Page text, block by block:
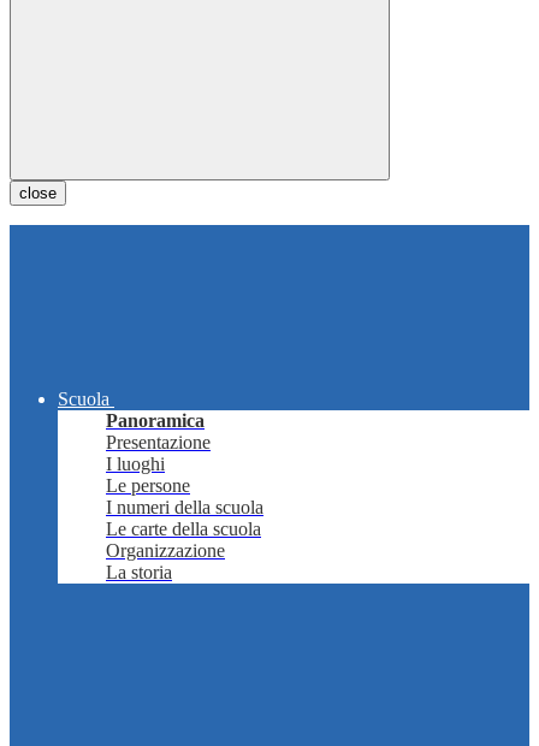
close
Scuola
Panoramica
Presentazione
I luoghi
Le persone
I numeri della scuola
Le carte della scuola
Organizzazione
La storia